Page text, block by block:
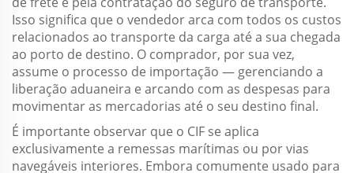
Isso significa que o vendedor arca com todos os custos
relacionados ao transporte da carga até a sua chegada
ao porto de destino. O comprador, por sua vez,
assume o processo de importação — gerenciando a
liberação aduaneira e arcando com as despesas para
movimentar as mercadorias até o seu destino final.
É importante observar que o CIF se aplica
exclusivamente a remessas marítimas ou por vias
navegáveis interiores. Embora comumente usado para